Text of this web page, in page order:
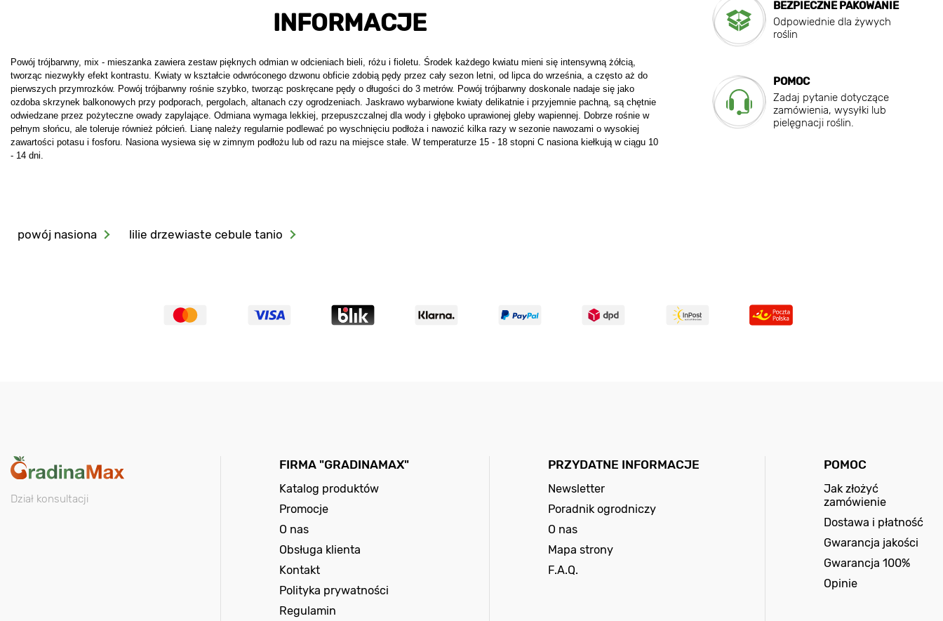
INFORMACJE
Powój trójbarwny, mix - mieszanka zawiera zestaw pięknych odmian w odcieniach bieli, różu i fioletu. Środek każdego kwiatu mieni się intensywną żółcią,
tworząc niezwykły efekt kontrastu. Kwiaty w kształcie odwróconego dzwonu obficie zdobią pędy przez cały sezon letni, od lipca do września, a często aż do
pierwszych przymrozków. Powój trójbarwny rośnie szybko, tworząc poskręcane pędy o długości do 3 metrów. Powój trójbarwny doskonale nadaje się jako
ozdoba skrzynek balkonowych przy podporach, pergolach, altanach czy ogrodzeniach. Jaskrawo wybarwione kwiaty delikatnie i przyjemnie pachną, są chętnie
odwiedzane przez pożyteczne owady zapylające. Odmiana wymaga lekkiej, przepuszczalnej dla wody i głęboko uprawionej gleby wapiennej. Dobrze rośnie w
pełnym słońcu, ale toleruje również półcień. Lianę należy regularnie podlewać po wyschnięciu podłoża i nawozić kilka razy w sezonie nawozami o wysokiej
zawartości potasu i fosforu. Nasiona wysiewa się w zimnym podłożu lub od razu na miejsce stałe. W temperaturze 15 - 18 stopni C nasiona kiełkują w ciągu 10
- 14 dni.
BEZPIECZNE PAKOWANIE
Odpowiednie dla żywych
roślin
POMOC
Zadaj pytanie dotyczące
zamówienia, wysyłki lub
pielęgnacji roślin.
powój nasiona lilie drzewiaste cebule tanio
Dział konsultacji
FIRMA "GRADINAMAX"
Katalog produktów
Promocje
O nas
Obsługa klienta
Kontakt
Polityka prywatności
Regulamin
PRZYDATNE INFORMACJE
Newsletter
Poradnik ogrodniczy
O nas
Mapa strony
F.A.Q.
POMOC
Jak złożyć
zamówienie
Dostawa i płatność
Gwarancja jakości
Gwarancja 100%
Opinie